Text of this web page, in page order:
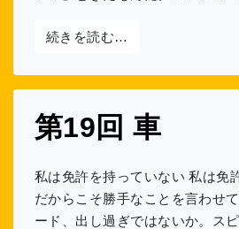
続きを読む…
第19回 車
私は免許を持っていない 私は免
だからこそ勝手なことを言わ
ード、出し過ぎではないか。ス